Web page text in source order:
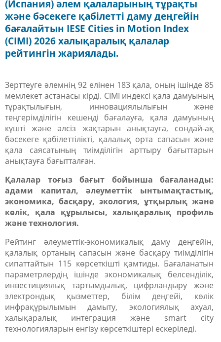
(Испания) әлем қалаларының тұрақты
және бәсекеге қабілетті даму деңгейін
бағалайтын IESE Cities in Motion Index
(CIMI) 2026 халықаралық қалалар
рейтингін жариялады.
Зерттеуге әлемнің 92 елінен 183 қала, оның ішінде 85
мемлекет астанасы кірді. CIMI индексі қала дамуының
тұрақтылығын, инновациялылығын және
теңгерімділігін кешенді бағалауға, қала дамуының
күшті және әлсіз жақтарын анықтауға, сондай-ақ
бәсекеге қабілеттілікті, қалалық орта сапасын және
қала саясатының тиімділігін арттыру бағыттарын
анықтауға бағытталған.
Қалалар тоғыз бағыт бойынша бағаланады:
адами капитал, әлеуметтік ынтымақтастық,
экономика, басқару, экология, ұтқырлық және
көлік, қала құрылысы, халықаралық профиль
және технология.
Рейтинг әлеуметтік-экономикалық даму деңгейін,
қалалық ортаның сапасын және басқару тиімділігін
сипаттайтын 115 көрсеткішті қамтиды. Бағаланатын
параметрлердің ішінде экономикалық белсенділік,
инвестициялық тартымдылық, цифрландыру және
электрондық қызметтер, білім деңгейі, көлік
инфрақұрылымын дамыту, экологиялық ахуал,
халықаралық интеграция және smart city
технологияларын енгізу көрсеткіштері ескеріледі.